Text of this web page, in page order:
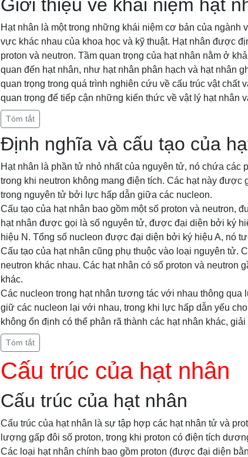
Giới thiệu về khái niệm hạt
Hạt nhân là một trong những khái niệm cơ bản của ngành
vực khác nhau của khoa học và kỹ thuật. Hạt nhân được
proton và neutron. Tầm quan trọng của hạt nhân nằm ở
quan đến hạt nhân, như hạt nhân phân hạch và hạt nhân
quan trọng trong quá trình nghiên cứu về cấu trúc vật chất
quan trọng để tiếp cận những kiến thức về vật lý hạt nhân
Tóm tắt
Định nghĩa và cấu tạo của
Hạt nhân là phần tử nhỏ nhất của nguyên tử, nó chứa các
trong khi neutron không mang điện tích. Các hạt này
trong nguyên tử bởi lực hấp dẫn giữa các nucleon.
Cấu tạo của hạt nhân bao gồm một số proton và neutron,
hạt nhân được gọi là số nguyên tử, được đại diện bởi ký
hiệu N. Tổng số nucleon được đại diện bởi ký hiệu A, nó
Cấu tạo của hạt nhân cũng phụ thuộc vào loại nguyên tử.
neutron khác nhau. Các hạt nhân có số proton và neutron
khác.
Các nucleon trong hạt nhân tương tác với nhau thông qua
giữ các nucleon lại với nhau, trong khi lực hấp dẫn yếu
không ổn định có thể phân rã thành các hạt nhân khác,
Tóm tắt
Cấu trúc của hạt nhân
Cấu trúc của hạt nhân
Cấu trúc của hạt nhân là sự tập hợp các hạt nhân tử và
lượng gấp đôi số proton, trong khi proton có điện tích
Các loại hạt nhân chính bao gồm proton (được đại diện